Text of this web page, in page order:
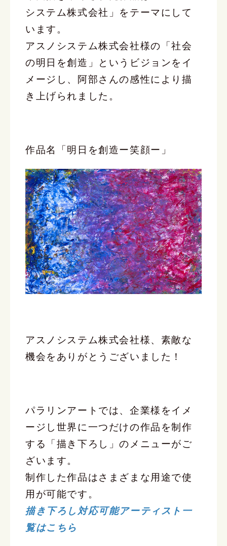
システム株式会社」をテーマにして
います。
アスノシステム株式会社様の「社会
の明日を創造」というビジョンをイ
メージし、阿部さんの感性により描
き上げられました。
作品名「明日を創造ー笑顔ー」
アスノシステム株式会社様、素敵な
機会をありがとうございました！
パラリンアートでは、企業様をイメ
ージし世界に一つだけの作品を制作
する「描き下ろし」のメニューがご
ざいます。
制作した作品はさまざまな用途で使
用が可能です。
描き下ろし対応可能アーティスト一
覧はこちら